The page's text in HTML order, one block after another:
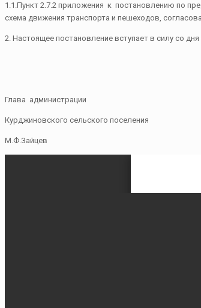
1.1.Пункт 2.7.2 приложения к постановлению по
схема движения транспорта и пешеходов,
2. Настоящее постановление вступает в силу со
Глава администрации
Курджиновского сельского поселения
М.Ф.Зайцев